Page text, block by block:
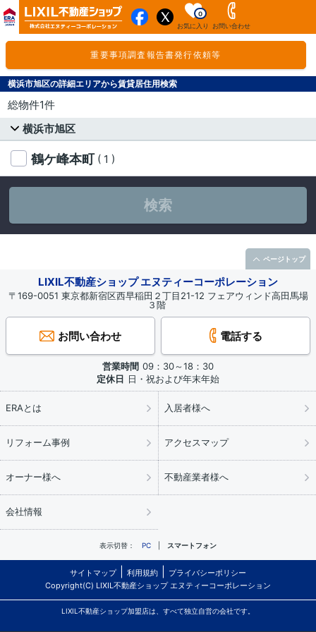
お気に入り
0
お問い合わせ
重要事項調査報告書発行依頼等
横浜市旭区の詳細エリアから賃貸居住用検索
総物件1件
横浜市旭区
鶴ケ峰本町 ( 1 )
検索
LIXIL不動産ショップ エヌティーコーポレーション
〒169-0051 東京都新宿区西早稲田２丁目21-12 フェアウィンド高田馬場
３階
お問い合わせ 電話する
営業時間 09：30～18：30
定休日 日・祝および年末年始
ERAとは 入居者様へ
リフォーム事例 アクセスマップ
オーナー様へ 不動産業者様へ
会社情報
表示切替： PC スマートフォン
サイトマップ 利用規約
プライバシーポリシー
Copyright(C) LIXIL不動産ショップ エヌティーコーポレーション
LIXIL不動産ショップ加盟店は、すべて独立自営の会社です。
ページトップ